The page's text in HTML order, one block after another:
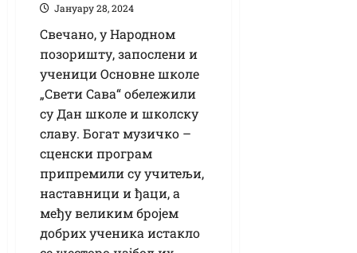
Јануарy 28, 2024
Свечано, у Народном
позоришту, запослени и
ученици Основне школе
„Свети Сава“ обележили
су Дан школе и школску
славу. Богат музичко –
сценски програм
припремили су учитељи,
наставници и ђаци, а
међу великим бројем
добрих ученика истакло